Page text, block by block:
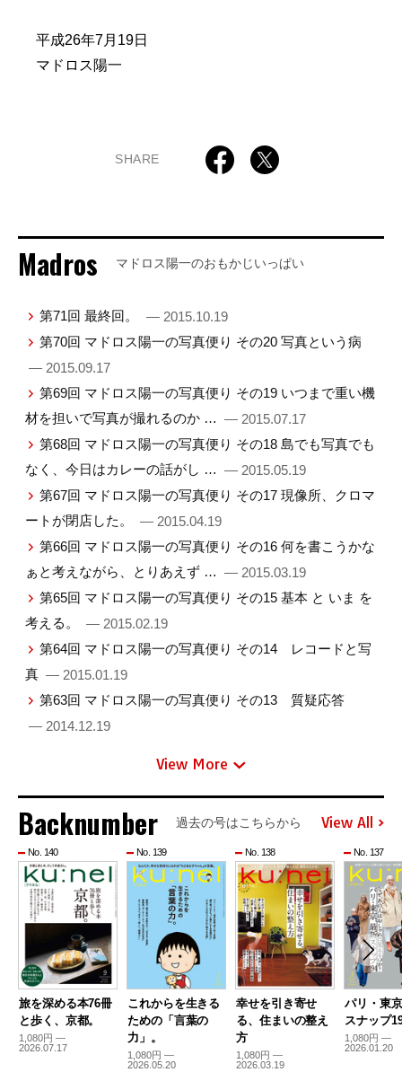
平成26年7月19日
マドロス陽一
SHARE
Madros マドロス陽一のおもかじいっぱい
第71回 最終回。
— 2015.10.19
第70回 マドロス陽一の写真便り その20 写真という病
— 2015.09.17
第69回 マドロス陽一の写真便り その19 いつまで重い機
材を担いで写真が撮れるのか … — 2015.07.17
第68回 マドロス陽一の写真便り その18 島でも写真でも
なく、今日はカレーの話がし … — 2015.05.19
第67回 マドロス陽一の写真便り その17 現像所、クロマ
ートが閉店した。
— 2015.04.19
第66回 マドロス陽一の写真便り その16 何を書こうかな
ぁと考えながら、とりあえず … — 2015.03.19
第65回 マドロス陽一の写真便り その15 基本 と いま を
考える。
— 2015.02.19
第64回 マドロス陽一の写真便り その14 レコードと写
真 — 2015.01.19
第63回 マドロス陽一の写真便り その13 質疑応答
— 2014.12.19
View More
Backnumber 過去の号はこちらから View All
No. 140
旅を深める本76冊
と歩く、京都。
1,080円 —
2026.07.17
No. 139
これからを生きる
ための「言葉の
力」。
1,080円 —
2026.05.20
No. 138
幸せを引き寄せ
る、住まいの整え
方
1,080円 —
2026.03.19
No. 137
パリ・東
スナップ
1,080円 —
2026.01.20